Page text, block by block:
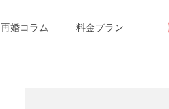
再婚コラム 料金プラン